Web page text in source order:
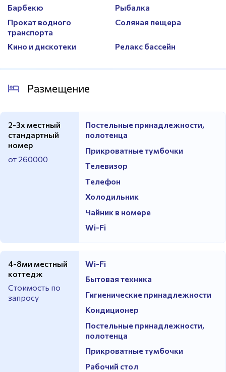
Барбекю
Рыбалка
Прокат водного
транспорта
Соляная пещера
Кино и дискотеки Релакс бассейн
Размещение
2-3х местный
стандартный
номер
от 260000
Постельные принадлежности,
полотенца
Прикроватные тумбочки
Телевизор
Телефон
Холодильник
Чайник в номере
Wi-Fi
4-8ми местный
коттедж
Стоимость по
запросу
Wi-Fi
Бытовая техника
Гигиенические принадлежности
Кондиционер
Постельные принадлежности,
полотенца
Прикроватные тумбочки
Рабочий стол